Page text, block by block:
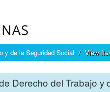
y de la Seguridad Social View
Derecho del Trabajo y